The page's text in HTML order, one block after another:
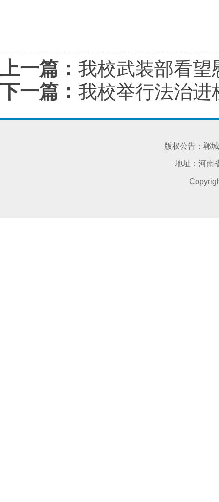
上一篇： 我校武装部看望
下一篇： 我校举行法治进
版权公告：郸
地址：河南